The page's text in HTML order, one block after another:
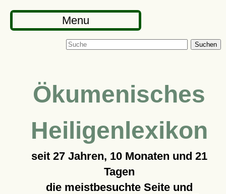
Menu
Suchen
Ökumenisches
Heiligenlexikon
seit 27 Jahren, 10 Monaten und 21
Tagen
die meistbesuchte Seite und